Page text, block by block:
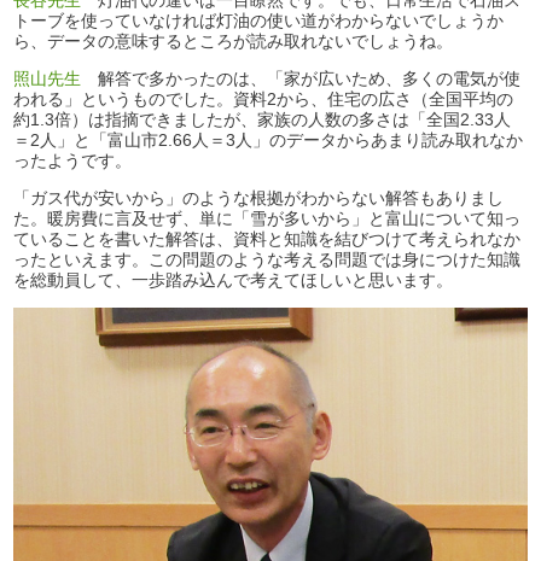
トーブを使っていなければ灯油の使い道がわからないでしょうか
ら、データの意味するところが読み取れないでしょうね。
照山先生 解答で多かったのは、「家が広いため、多くの電気が使
われる」というものでした。資料2から、住宅の広さ（全国平均の
約1.3倍）は指摘できましたが、家族の人数の多さは「全国2.33人
＝2人」と「富山市2.66人＝3人」のデータからあまり読み取れなか
ったようです。
「ガス代が安いから」のような根拠がわからない解答もありまし
た。暖房費に言及せず、単に「雪が多いから」と富山について知っ
ていることを書いた解答は、資料と知識を結びつけて考えられなか
ったといえます。この問題のような考える問題では身につけた知識
を総動員して、一歩踏み込んで考えてほしいと思います。